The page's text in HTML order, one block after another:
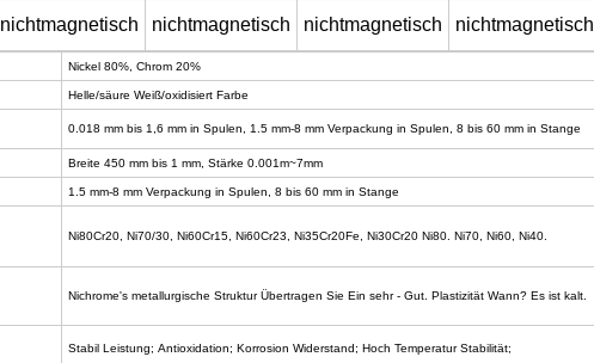
nichtmagnetisch nichtmagnetisch nichtmagnetisch nichtmagnetisch
Nickel 80%, Chrom 20%
Helle/säure Weiß/oxidisiert Farbe
0.018 mm bis 1,6 mm in Spulen, 1.5 mm-8 mm Verpackung in Spulen, 8 bis 60 mm in Stange
Breite 450 mm bis 1 mm, Stärke 0.001m~7mm
1.5 mm-8 mm Verpackung in Spulen, 8 bis 60 mm in Stange
Ni80Cr20, Ni70/30, Ni60Cr15, Ni60Cr23, Ni35Cr20Fe, Ni30Cr20 Ni80. Ni70, Ni60, Ni40.
Nichrome's metallurgische Struktur Übertragen Sie Ein sehr - Gut. Plastizität Wann? Es ist kalt.
Stabil Leistung; Antioxidation; Korrosion Widerstand; Hoch Temperatur Stabilität;